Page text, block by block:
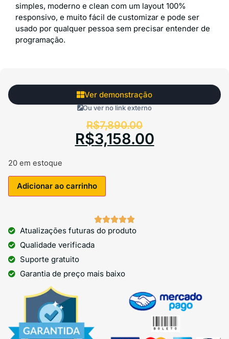
simples, moderno e clean com um layout 100%
responsivo, e muito fácil de customizar e pode ser
usado por qualquer pessoa sem precisar entender de
programação.
Ver demonstração
Ou ver no link externo
R$7,890.00
R$3,158.00
20 em estoque
Adicionar ao carrinho

Atualizações futuras do produto
Qualidade verificada
Suporte gratuito
Garantia de preço mais baixo